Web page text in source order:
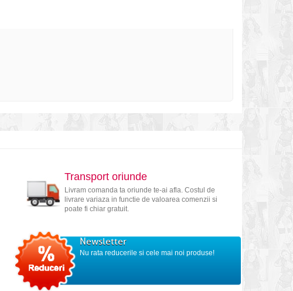
Transport oriunde
Livram comanda ta oriunde te-ai afla. Costul de
livrare variaza in functie de valoarea comenzii si
poate fi chiar gratuit.
Newsletter
Nu rata reducerile si cele mai noi produse!